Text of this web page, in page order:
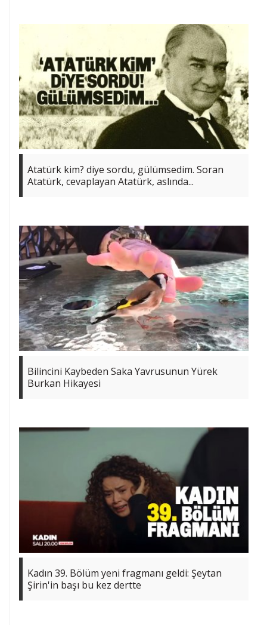
Atatürk kim? diye sordu, gülümsedim. Soran
Atatürk, cevaplayan Atatürk, aslında...
Bilincini Kaybeden Saka Yavrusunun Yürek
Burkan Hikayesi
Kadın 39. Bölüm yeni fragmanı geldi: Şeytan
Şirin'in başı bu kez dertte